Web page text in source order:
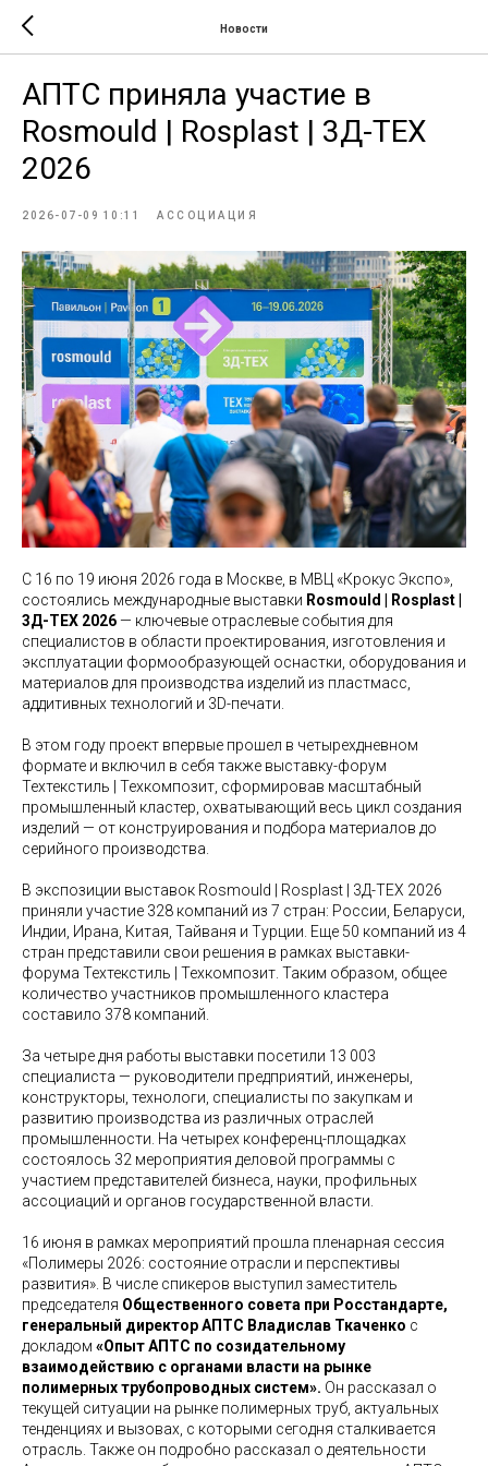
Новости
АПТС приняла участие в
Rosmould | Rosplast | 3Д-ТЕХ
2026
2026-07-09 10:11 АССОЦИАЦИЯ
С 16 по 19 июня 2026 года в Москве, в МВЦ «Крокус Экспо»,
состоялись международные выставки Rosmould | Rosplast |
3Д-ТЕХ 2026— ключевые отраслевые события для
специалистов в области проектирования, изготовления и
эксплуатации формообразующей оснастки, оборудования и
материалов для производства изделий из пластмасс,
аддитивных технологий и 3D-печати.
В этом году проект впервые прошел в четырехдневном
формате и включил в себя также выставку-форум
Техтекстиль | Техкомпозит, сформировав масштабный
промышленный кластер, охватывающий весь цикл создания
изделий — от конструирования и подбора материалов до
серийного производства.
В экспозиции выставок Rosmould | Rosplast | 3Д-ТЕХ 2026
приняли участие 328 компаний из 7 стран: России, Беларуси,
Индии, Ирана, Китая, Тайваня и Турции. Еще 50 компаний из 4
стран представили свои решения в рамках выставки-
форума Техтекстиль | Техкомпозит. Таким образом, общее
количество участников промышленного кластера
составило 378 компаний.
За четыре дня работы выставки посетили 13 003
специалиста — руководители предприятий, инженеры,
конструкторы, технологи, специалисты по закупкам и
развитию производства из различных отраслей
промышленности. На четырех конференц-площадках
состоялось 32 мероприятия деловой программы с
участием представителей бизнеса, науки, профильных
ассоциаций и органов государственной власти.
16 июня в рамках мероприятий прошла пленарная сессия
«Полимеры 2026: состояние отрасли и перспективы
развития». В числе спикеров выступил заместитель
председателя Общественного совета при Росстандарте,
генеральный директор АПТС Владислав Ткаченко с
докладом «Опыт АПТС по созидательному
взаимодействию с органами власти на рынке
полимерных трубопроводных систем». Он рассказал о
текущей ситуации на рынке полимерных труб, актуальных
тенденциях и вызовах, с которыми сегодня сталкивается
отрасль. Также он подробно рассказал о деятельности